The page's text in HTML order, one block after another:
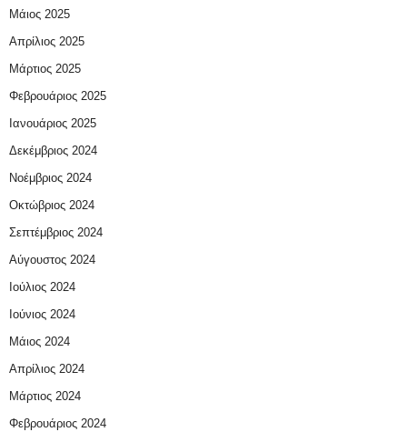
Μάιος 2025
Απρίλιος 2025
Μάρτιος 2025
Φεβρουάριος 2025
Ιανουάριος 2025
Δεκέμβριος 2024
Νοέμβριος 2024
Οκτώβριος 2024
Σεπτέμβριος 2024
Αύγουστος 2024
Ιούλιος 2024
Ιούνιος 2024
Μάιος 2024
Απρίλιος 2024
Μάρτιος 2024
Φεβρουάριος 2024